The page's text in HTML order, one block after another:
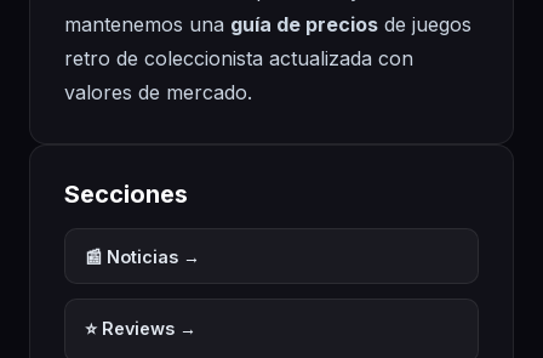
mantenemos una guía de precios de juegos
retro de coleccionista actualizada con
valores de mercado.
Secciones
📰 Noticias →
⭐ Reviews →